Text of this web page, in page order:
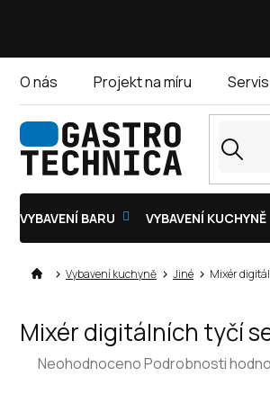
O nás Projekt na míru
VYBAVENÍ BARU VYBAVENÍ KUCHYNĚ
Vybavení kuchyně Jiné Mixér
Mixér digitálních tyčí
Průměrné
NeohodnocenoPodrobnosti